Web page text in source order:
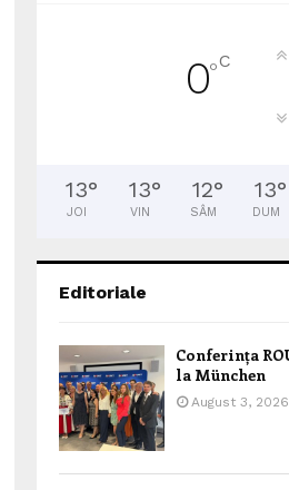
0°C
13°
JOI
13°
VIN
12°
SÂM
13°
DUM
Editoriale
Conferința
la München
August 3, 2026